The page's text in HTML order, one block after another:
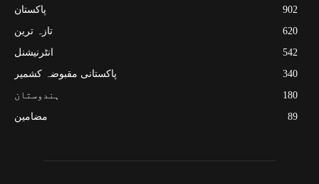
پاکستان
902
تازہ ترین
620
انٹرنیشنل
542
پاکستانی مقبوضہ کشمیر
340
ہندوستان
180
مضامین
89